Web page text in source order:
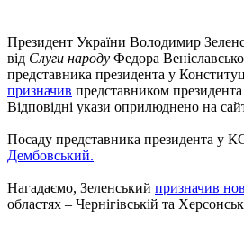
Президент України Володимир
від Слуги народу Федора
представника президента у
призначив представником
Відповідні укази оприлюднено на
Посаду представника президента у
Дембовський.
Нагадаємо, Зеленський призначив
областях – Чернігівській та